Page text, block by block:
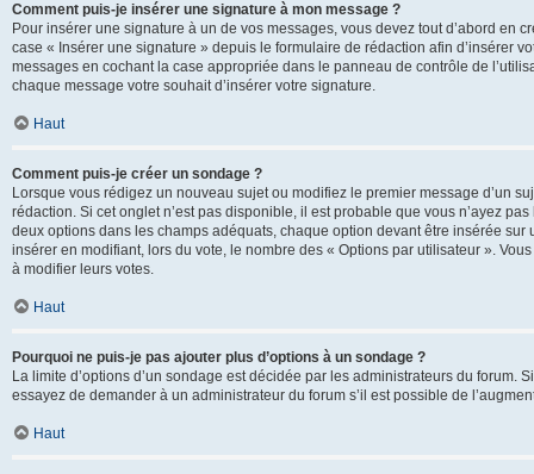
Comment puis-je insérer une signature à mon message ?
Pour insérer une signature à un de vos messages, vous devez tout d’abord en
case « Insérer une signature » depuis le formulaire de rédaction afin d’insérer
messages en cochant la case appropriée dans le panneau de contrôle de
chaque message votre souhait d’insérer votre signature.
Haut
Comment puis-je créer un sondage ?
Lorsque vous rédigez un nouveau sujet ou modifiez le premier message d’un
rédaction. Si cet onglet n’est pas disponible, il est probable que vous n’ayez
deux options dans les champs adéquats, chaque option devant être insérée
insérer en modifiant, lors du vote, le nombre des « Options par utilisateur ».
à modifier leurs votes.
Haut
Pourquoi ne puis-je pas ajouter plus d’options à un sondage ?
La limite d’options d’un sondage est décidée par les administrateurs du
essayez de demander à un administrateur du forum s’il est possible de
Haut